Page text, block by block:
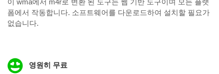
이 wma에서 m4r로 변환 된 도구는 웹 기반 도구이며 모든 플랫
폼에서 작동합니다. 소프트웨어를 다운로드하여 설치할 필요가
없습니다.
영원히 무료